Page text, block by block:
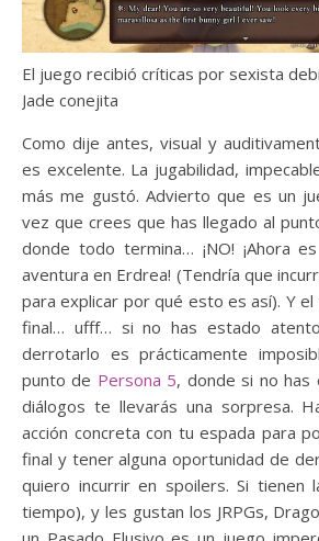
El juego recibió críticas por sexista
Jade conejita
Como dije antes, visual y
es excelente. La jugabilidad,
más me gustó. Advierto que es un
vez que crees que has llegado al
donde todo termina… ¡NO! ¡Ahora
aventura en Erdrea! (Tendría que
para explicar por qué esto es así). Y
final… ufff… si no has estado
derrotarlo es prácticamente
punto de Persona 5, donde si no
diálogos te llevarás una sorpresa.
acción concreta con tu espada para
final y tener alguna oportunidad de
quiero incurrir en spoilers. Si tienen
tiempo), y les gustan los JRPGs,